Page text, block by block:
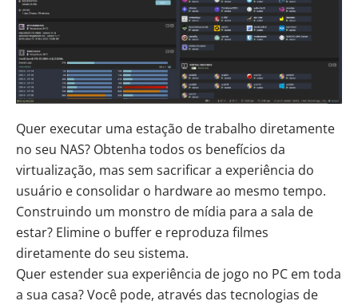
Quer executar uma estação de trabalho diretamente
no seu NAS? Obtenha todos os benefícios da
virtualização, mas sem sacrificar a experiência do
usuário e consolidar o hardware ao mesmo tempo.
Construindo um monstro de mídia para a sala de
estar? Elimine o buffer e reproduza filmes
diretamente do seu sistema.
Quer estender sua experiência de jogo no PC em toda
a sua casa? Você pode, através das tecnologias de